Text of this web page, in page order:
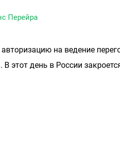
Перейра
на ведение
этот день в России